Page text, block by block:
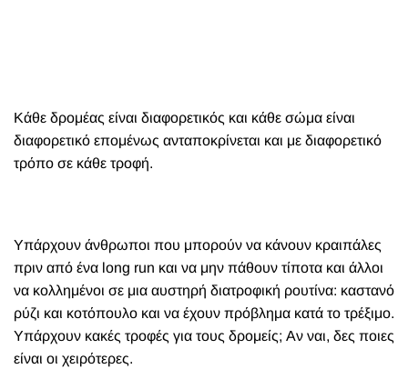
Κάθε δρομέας είναι διαφορετικός και κάθε σώμα είναι
διαφορετικό επομένως ανταποκρίνεται και με διαφορετικό
τρόπο σε κάθε τροφή.
Υπάρχουν άνθρωποι που μπορούν να κάνουν κραιπάλες
πριν από ένα long run και να μην πάθουν τίποτα και άλλοι
να κολλημένοι σε μια αυστηρή διατροφική ρουτίνα: καστανό
ρύζι και κοτόπουλο και να έχουν πρόβλημα κατά το τρέξιμο.
Υπάρχουν κακές τροφές για τους δρομείς; Αν ναι, δες ποιες
είναι οι χειρότερες.